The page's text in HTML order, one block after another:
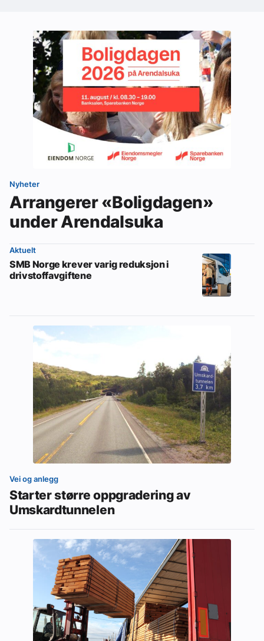
Nyheter
Arrangerer «Boligdagen»
under Arendalsuka
Aktuelt
SMB Norge krever varig reduksjon i
drivstoffavgiftene
Vei og anlegg
Starter større oppgradering av
Umskardtunnelen